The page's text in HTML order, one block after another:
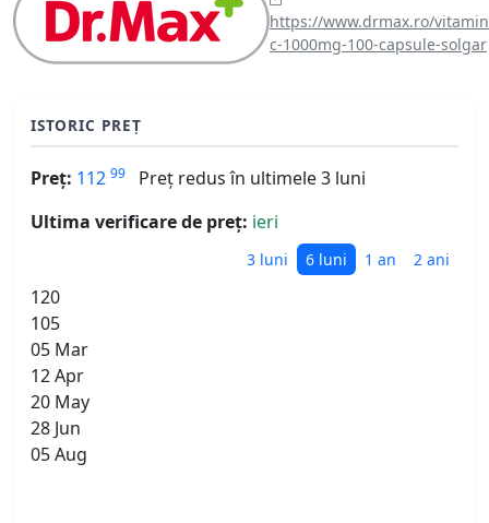
https://www.drmax.ro/
c-1000mg-100-capsule-solgar
ISTORIC PREȚ
Preț: 112 99
Preț redus în ultimele 3 luni
Ultima verificare de preț: ieri
3 luni 6 luni 1 an 2 ani
120
105
05 Mar
12 Apr
20 May
28 Jun
05 Aug